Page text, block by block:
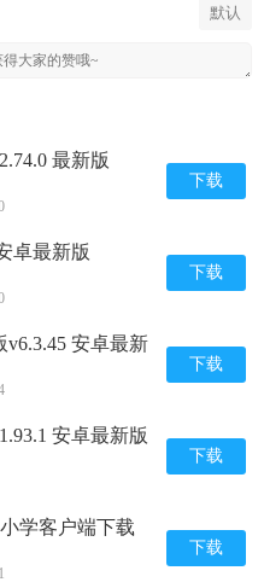
默认
最新版
下载
卓最新版
下载
v6.3.45 安卓最新
下载
安卓最新版
下载
学客户端下载
下载